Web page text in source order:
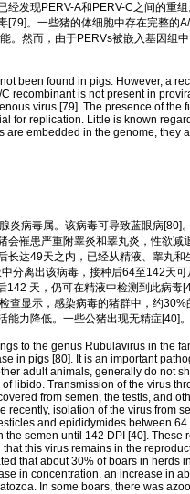
发现PERV-A和PERV-C之间的重组
。一些猪的体细胞中存在完整的
。然而，由于PERVs被嵌入基因组
been found in pigs. However, a
recombinant is not present in
virus [79]. The presence of the
for replication. Little is known
are embedded in the genome, they
病毒属。该病毒可导致蓝眼病[80]
会罹患严重附睾炎和睾丸炎，性欲减
达49天之内，已经从精液、睾丸和
分离出该病毒，接种后64至142天
天，仍可在精液中检测到此病毒
查显示，感染病毒的猪群中，约
力降低。一些公猪出现无精症[40]。
to the genus Rubulavirus in the
in pigs [80]. It is an important
adult animals, generally do not
libido. Transmission of the virus
from semen, the testis, and
recently, isolation of the virus from
and epididymides between 64
semen until 142 DPI [40]. These
this virus remains in the
that about 30% of boars in herds
in concentration, an increase in
In some boars, there was